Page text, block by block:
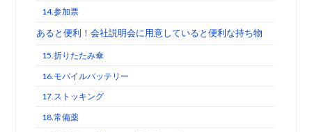
14.参加票
あると便利！会社説明会に用意していると便利な持ち物
15.折りたたみ傘
16.モバイルバッテリー
17.ストッキング
18.常備薬